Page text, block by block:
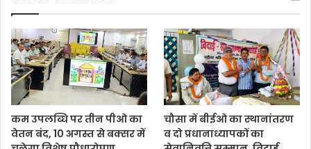
कम उपलब्धि पर तीन पीओ का
वेतन बंद, 10 अगस्त से बक्सर में
चौसा में बीईओ का स्थानांतरण
व दो प्रधानाध्यापकों का